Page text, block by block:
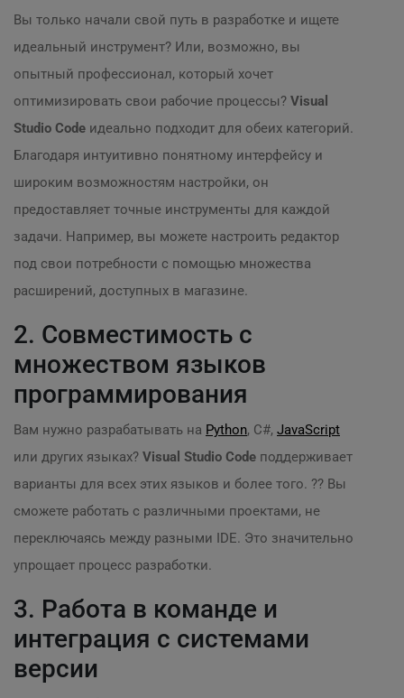
Вы только начали свой путь в разработке и ищете
идеальный инструмент? Или, возможно, вы
опытный профессионал, который хочет
оптимизировать свои рабочие процессы? Visual
Studio Code идеально подходит для обеих категорий.
Благодаря интуитивно понятному интерфейсу и
широким возможностям настройки, он
предоставляет точные инструменты для каждой
задачи. Например, вы можете настроить редактор
под свои потребности с помощью множества
расширений, доступных в магазине.
2. Совместимость с
множеством языков
программирования
Вам нужно разрабатывать на Python, C#, JavaScript
или других языках? Visual Studio Code поддерживает
варианты для всех этих языков и более того. ?‍? Вы
сможете работать с различными проектами, не
переключаясь между разными IDE. Это значительно
упрощает процесс разработки.
3. Работа в команде и
интеграция с системами
версии